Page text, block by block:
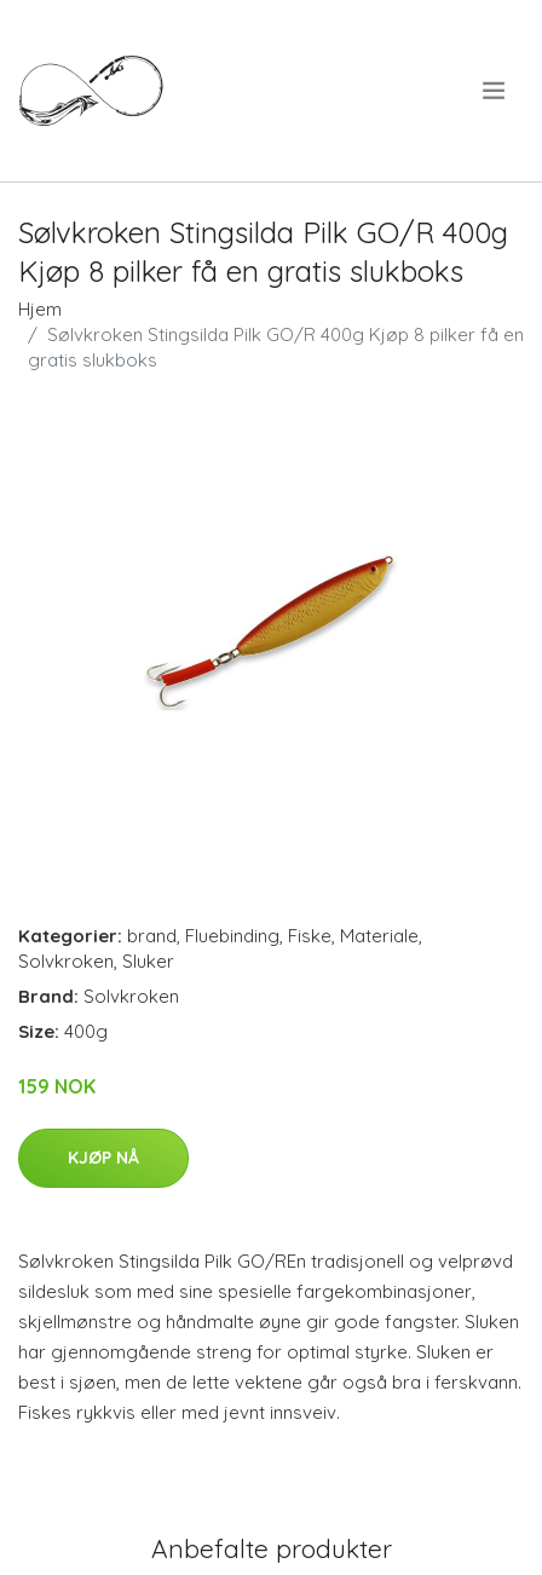
Sølvkroken Stingsilda Pilk GO/R 400g
Kjøp 8 pilker få en gratis slukboks
Hjem
Sølvkroken Stingsilda Pilk GO/R 400g Kjøp 8 pilker få en
gratis slukboks
Kategorier: brand, Fluebinding, Fiske, Materiale,
Solvkroken, Sluker
Brand: Solvkroken
Size: 400g
159 NOK
KJØP NÅ
Sølvkroken Stingsilda Pilk GO/REn tradisjonell og velprøvd
sildesluk som med sine spesielle fargekombinasjoner,
skjellmønstre og håndmalte øyne gir gode fangster. Sluken
har gjennomgående streng for optimal styrke. Sluken er
best i sjøen, men de lette vektene går også bra i ferskvann.
Fiskes rykkvis eller med jevnt innsveiv.
Anbefalte produkter